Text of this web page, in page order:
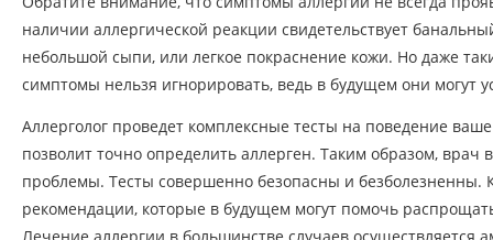
наличии аллергической реакции свидетельствует
небольшой сыпи, или легкое покраснение кожи. Но даже
симптомы нельзя игнорировать, ведь в будущем они могут
Аллерголог проведет комплексные тесты на поведение
позволит точно определить аллерген. Таким образом, врач
проблемы. Тесты совершенно безопасны и безболезненны.
рекомендации, которые в будущем могут помочь